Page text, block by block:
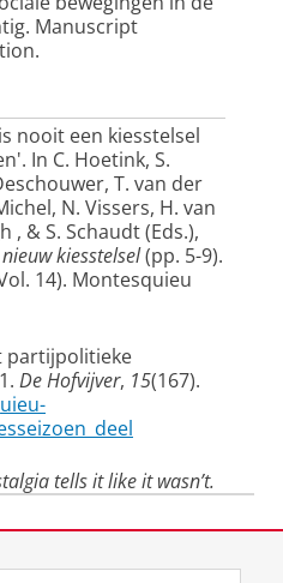
. Manuscript
is nooit een kiesstelsel
. In C. Hoetink, S.
T. van der
N. Vissers, H. van
, & S. Schaudt (Eds.),
kiesstelsel(pp. 5-9).
14). Montesquieu
partijpolitieke
. De Hofvijver, 15(167).
tells it like it wasn’t.
Working paper
and Nostalgia in Western